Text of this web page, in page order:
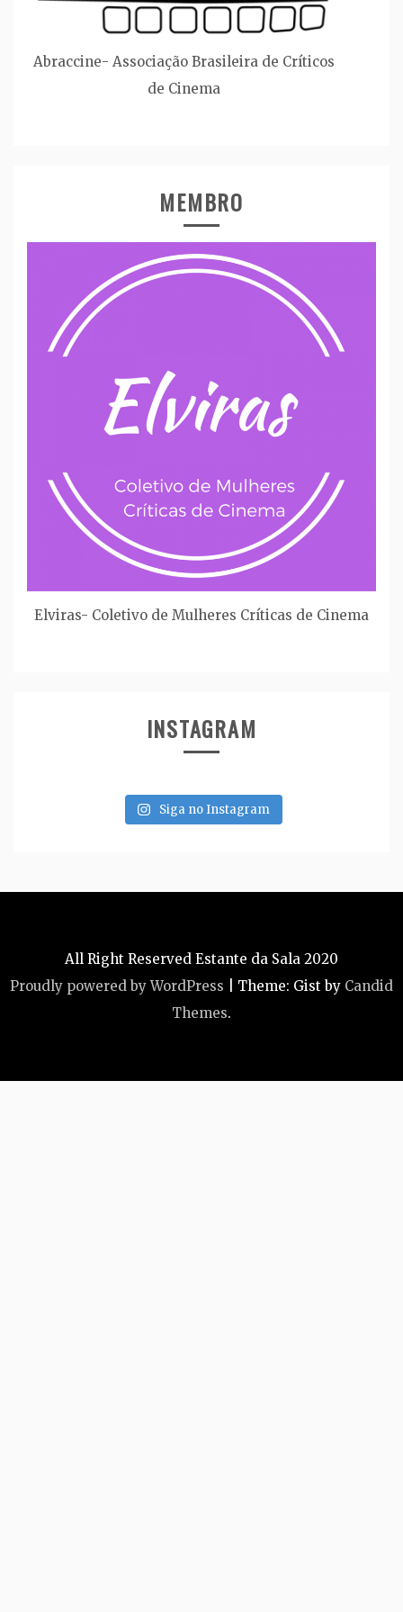
Abraccine- Associação Brasileira de Críticos
de Cinema
MEMBRO
Elviras- Coletivo de Mulheres Críticas de Cinema
INSTAGRAM
Siga no Instagram
All Right Reserved Estante da Sala 2020
Proudly powered by WordPress
Theme: Gist by Candid
Themes.